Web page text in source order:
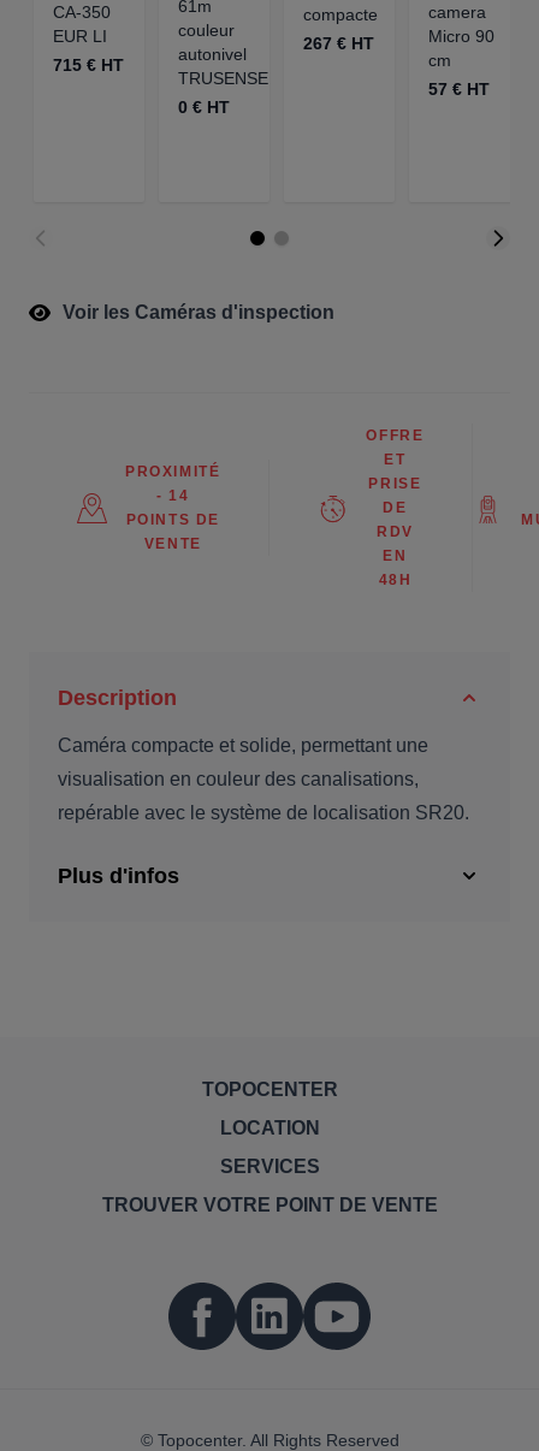
CA-350
EUR LI
715 € HT
61m
couleur
autonivel
TRUSENSE
0 € HT
compacte
267 € HT
camera
Micro 90
cm
57 € HT
Voir les Caméras d'inspection
PROXIMITÉ
- 14
POINTS DE
VENTE
OFFRE
ET
PRISE
DE
RDV
EN
48H
Description
Caméra compacte et solide, permettant une
visualisation en couleur des canalisations,
repérable avec le système de localisation SR20.
Plus d'infos
TOPOCENTER
LOCATION
SERVICES
TROUVER VOTRE POINT DE VENTE
© Topocenter. All Rights Reserved